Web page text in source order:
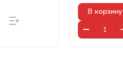
В корзину